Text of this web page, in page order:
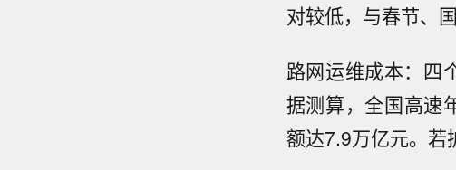
对较低，与春节、
路网运维成本：
据测算，全国高速
额达7.9万亿元。若